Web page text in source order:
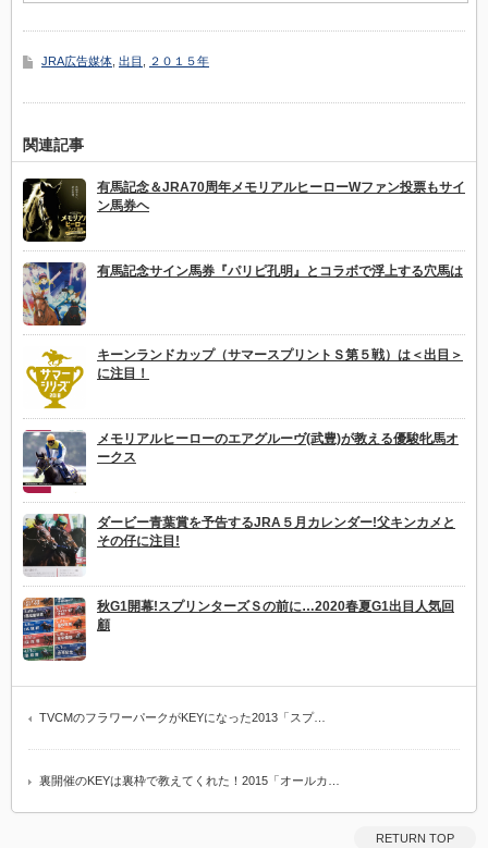
JRA広告媒体, 出目 , ２０１５年
関連記事
有馬記念＆JRA70周年メモリアルヒーローWファン投票もサイ
ン馬券ヘ
有馬記念サイン馬券『パリピ孔明』とコラボで浮上する穴馬は
キーンランドカップ（サマースプリントＳ第５戦）は＜出目＞
に注目！
メモリアルヒーローのエアグルーヴ(武豊)が教える優駿牝馬オ
ークス
ダービー青葉賞を予告するJRA５月カレンダー!父キンカメと
その仔に注目!
秋G1開幕!スプリンターズＳの前に…2020春夏G1出目人気回
顧
TVCMのフラワーパークがKEYになった2013「スプ…
裏開催のKEYは裏枠で教えてくれた！2015「オールカ…
RETURN TOP